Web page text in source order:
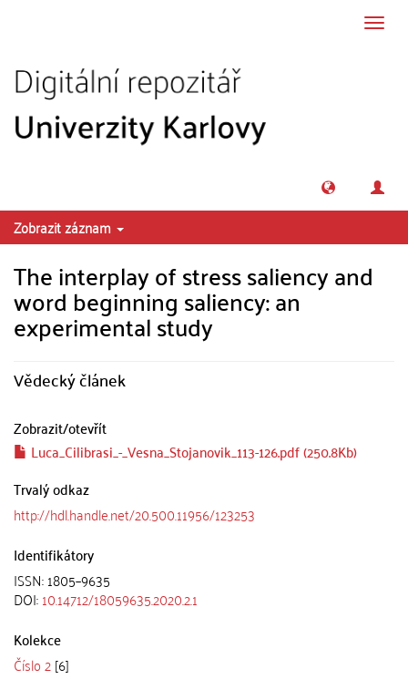
Zobrazit záznam
The interplay of stress saliency and
word beginning saliency: an
experimental study
Vědecký článek
Zobrazit/otevřít
Luca_Cilibrasi_-_Vesna_Stojanovik_113-126.pdf (250.8Kb)
Trvalý odkaz
http://hdl.handle.net/20.500.11956/123253
Identifikátory
ISSN: 1805–9635
DOI:10.14712/18059635.2020.2.1
Kolekce
Číslo 2[6]